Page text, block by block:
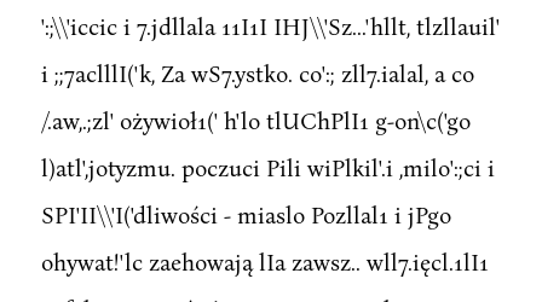
':;\\'iccic i 7.jdllala 11I1I IHJ\\'Sz...'hllt, tlzllauil'
i ;;7aclllI('k, Za wS7.ystko. co':; zll7.ialal, a co
/.aw,.;zl' ożywioł1(' h'lo tlUChPlI1 g-on\c('go
l)atl',jotyzmu. poczuci Pili wiPlkil'.i ,milo':;ci i
SPI'II\\'I('dliwości - miaslo Pozllal1 i jPgo
ohywat!'lc zaehowają lIa zawsz.. wll7.ięcl.1lI1